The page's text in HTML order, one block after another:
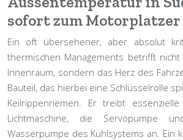
sofort zum
Ein oft übersehener, aber absolut
thermischen Managements betrifft
Innenraum, sondern das Herz des
Bauteil, das hierbei eine Schlüsselrolle
Keilrippenriemen. Er treibt
Lichtmaschine, die Servopumpe
Wasserpumpe des Kühlsystems an. Ein